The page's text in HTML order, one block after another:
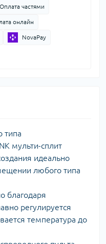
Оплата частями
онлайн
NovaPay
типа
мульти-сплит
идеально
любого типа
благодаря
регулируется
температура до